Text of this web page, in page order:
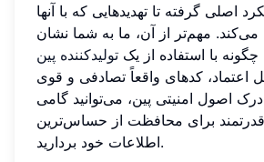
اصلی گرفته تا تهدیدهایی که با آنها
می‌کند. مهم‌تر از آن، ما به شما نشان
با استفاده از یک تولیدکننده پین
اعتماد، کدهای واقعاً تصادفی و قوی
درک اصول امنیتی پین، می‌توانید گامی
قدرتمند برای محافظت از حساس‌ترین
اطلاعات خود بردارید.